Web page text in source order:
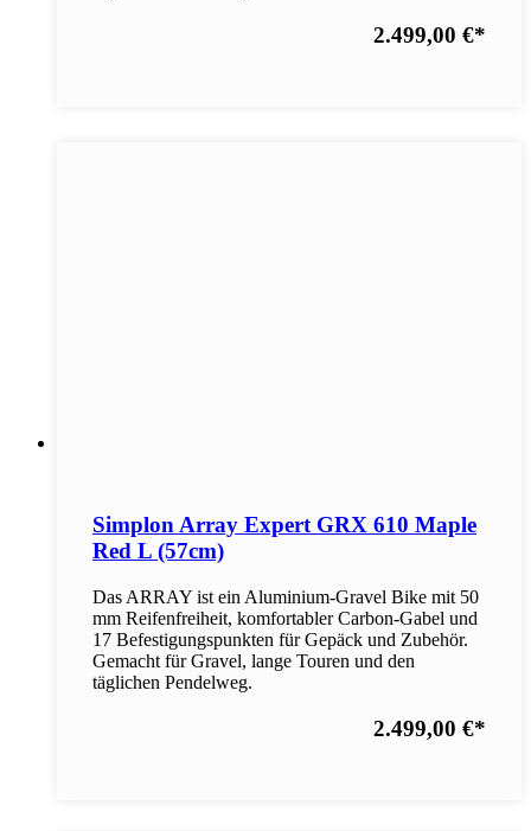
2.499,00 €*
Simplon Array Expert GRX 610 Maple
Red L (57cm)
Das ARRAY ist ein Aluminium-Gravel Bike mit 50
mm Reifenfreiheit, komfortabler Carbon-Gabel und
17 Befestigungspunkten für Gepäck und Zubehör.
Gemacht für Gravel, lange Touren und den
täglichen Pendelweg.
2.499,00 €*